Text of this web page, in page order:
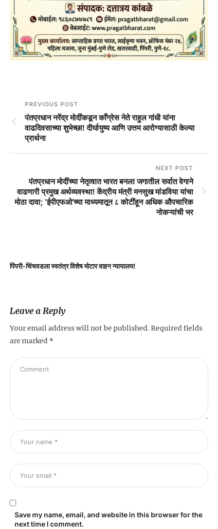
PREVIOUS POST
पंतप्रधान नरेंद्र मोदींकडून काँग्रेस नेते राहुल गांधी यांना
वाढदिवसाच्या शुभेच्छा! दीर्घायुष्य आणि उत्तम आरोग्यासाठी केल्या
प्रार्थना
NEXT POST
पंतप्रधान मोदींच्या नेतृत्वात भारत बनला जगातील सर्वात वेगाने
वाढणारी प्रमुख अर्थव्यवस्था! केंद्रीय मंत्री मनसुख मांडविया यांचा
मोठा दावा; ‘ईपीएफओ’च्या माध्यमातून ८ कोटींहून अधिक औपचारिक
नोकऱ्यांची भर
पिंपरी-चिंचवडला स्वतंत्र विशेष मोटार वाहन न्यायालय!
Leave a Reply
Your email address will not be published. Required fields
are marked *
Save my name, email, and website in this browser for the
next time I comment.